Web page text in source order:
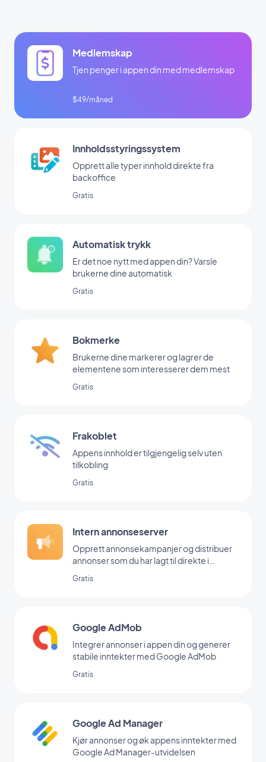
Medlemskap
Tjen penger i appen din med medlemskap
$49/måned
Innholdsstyringssystem
Opprett alle typer innhold direkte fra
backoffice
Gratis
Automatisk trykk
Er det noe nytt med appen din? Varsle
brukerne dine automatisk
Gratis
Bokmerke
Brukerne dine markerer og lagrer de
elementene som interesserer dem mest
Gratis
Frakoblet
Appens innhold er tilgjengelig selv uten
tilkobling
Gratis
Intern annonseserver
Opprett annonsekampanjer og distribuer
annonser som du har lagt til direkte i
Gratis
Google AdMob
Integrer annonser i appen din og generer
stabile inntekter med Google AdMob
Gratis
Google Ad Manager
Kjør annonser og øk appens inntekter med
Google Ad Manager-utvidelsen